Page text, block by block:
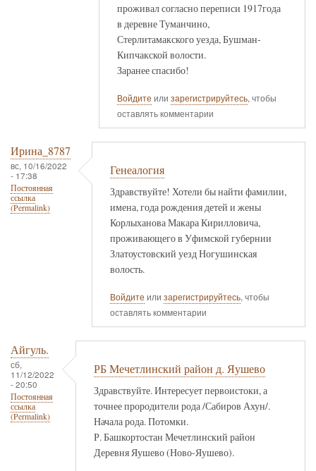
проживал согласно переписи 1917года
в деревне Туманчино,
Стерлитамакского уезда, Бушман-
Кипчакской волости.
Заранее спасибо!
Войдите или зарегистрируйтесь, чтобы
оставлять комментарии
Ирина_8787
вс, 10/16/2022
- 17:38
Постоянная
ссылка
(Permalink)
Генеалогия
Здравствуйте! Хотели бы найти фамилии,
имена, года рождения детей и жены
Корлыханова Макара Кирилловича,
проживающего в Уфимской губернии
Златоустовский уезд Ногушинская
волость.
Войдите или зарегистрируйтесь, чтобы
оставлять комментарии
Айгуль.
сб,
11/12/2022
- 20:50
Постоянная
ссылка
(Permalink)
РБ Мечетлинский район д. Яушево
Здравствуйте. Интересует первоистоки, а
точнее прородители рода /Сабиров Ахун/.
Начала рода. Потомки.
Р. Башкортостан Мечетлинский район
Деревня Яушево (Ново-Яушево).